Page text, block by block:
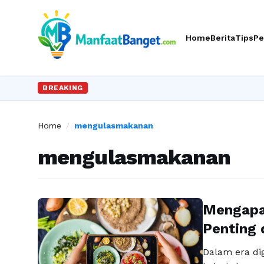
HomeBeritaTips
BREAKING
Home / mengulasmakanan
mengulasmakanan
Penting
Dalam era